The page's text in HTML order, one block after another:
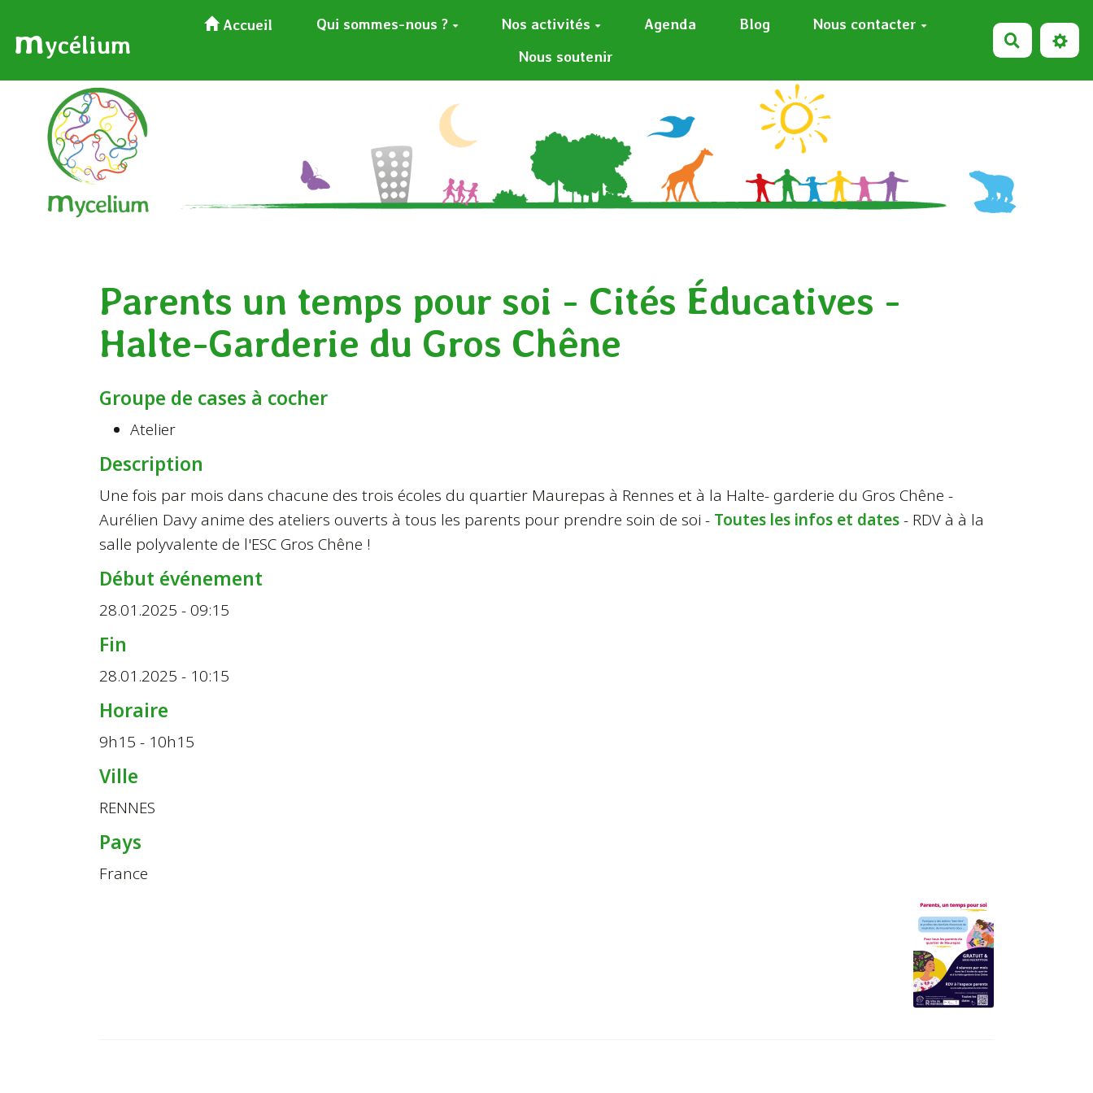
mycélium
Accueil Qui sommes-nous ? Nos activités Agenda Blog
Nous contacter
Nous soutenir
Parents un temps pour soi - Cités Éducatives -
Halte-Garderie du Gros Chêne
Groupe de cases à cocher
Atelier
Description
Une fois par mois dans chacune des trois écoles du quartier Maurepas à Rennes et à la Halte- garderie du Gros Chêne -
Aurélien Davy anime des ateliers ouverts à tous les parents pour prendre soin de soi - Toutes les infos et dates- RDV à à la
salle polyvalente de l'ESC Gros Chêne !
Début événement
28.01.2025 - 09:15
Fin
28.01.2025 - 10:15
Horaire
9h15 - 10h15
Ville
RENNES
Pays
France